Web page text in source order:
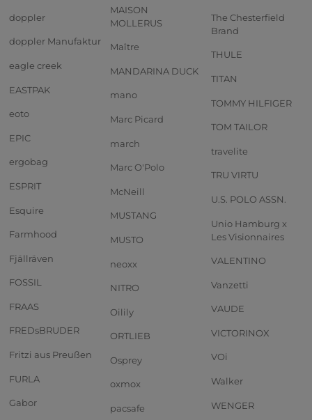
doppler
doppler Manufaktur
eagle creek
EASTPAK
eoto
EPIC
ergobag
ESPRIT
Esquire
Farmhood
Fjällräven
FOSSIL
FRAAS
FREDsBRUDER
Fritzi aus Preußen
FURLA
Gabor
MAISON
MOLLERUS
Maître
MANDARINA DUCK
mano
Marc Picard
march
Marc O'Polo
McNeill
MUSTANG
MUSTO
neoxx
NITRO
Oilily
ORTLIEB
Osprey
oxmox
pacsafe
The Chesterfield
Brand
THULE
TITAN
TOMMY HILFIGER
TOM TAILOR
travelite
TRU VIRTU
U.S. POLO ASSN.
Unio Hamburg x
Les Visionnaires
VALENTINO
Vanzetti
VAUDE
VICTORINOX
VOi
Walker
WENGER